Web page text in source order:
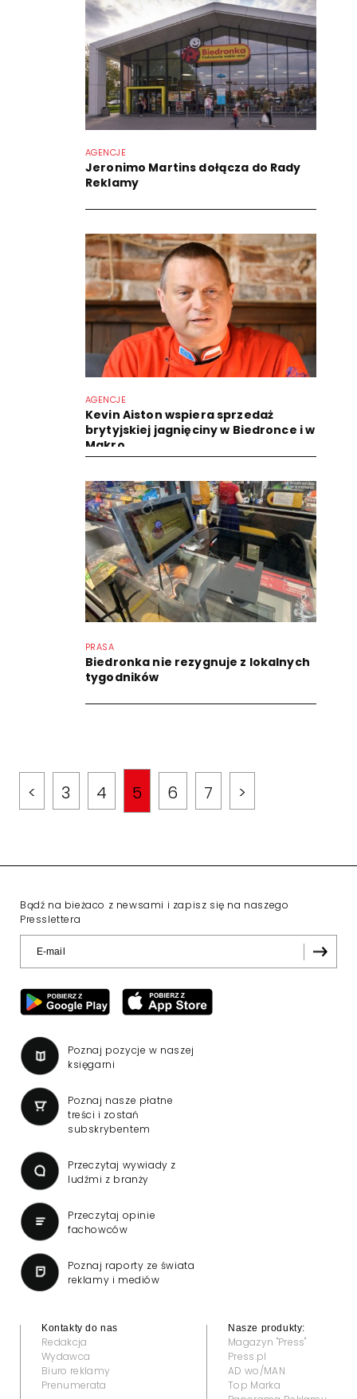
AGENCJE
Jeronimo Martins dołącza do Rady
Reklamy
AGENCJE
Kevin Aiston wspiera sprzedaż
brytyjskiej jagnięciny w Biedronce i w
Makro
PRASA
Biedronka nie rezygnuje z lokalnych
tygodników
< 3 4 5 6 7 >
Bądź na bieżaco z newsami i zapisz się na naszego
Presslettera
Poznaj pozycje w naszej
księgarni
Poznaj nasze płatne
treści i zostań
subskrybentem
Przeczytaj wywiady z
ludźmi z branży
Przeczytaj opinie
fachowców
Poznaj raporty ze świata
reklamy i mediów
Kontakty do nas
Redakcja
Wydawca
Biuro reklamy
Prenumerata
Nasze produkty:
Magazyn "Press"
Press.pl
AD wo/MAN
Top Marka